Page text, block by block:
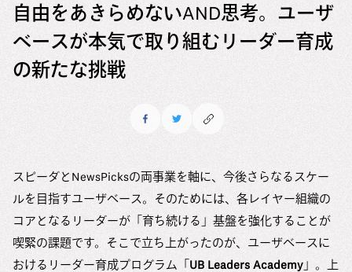
自由をあきらめないAND思考。ユーザ
ベースが本気で取り組むリーダー育成
の新たな挑戦
スピーダとNewsPicksの両事業を軸に、今後さらなるスケー
ルを目指すユーザベース。そのためには、各レイヤー組織の
コアとなるリーダーが「育ち続ける」基盤を強化することが
喫緊の課題です。そこで立ち上がったのが、ユーザベースに
おけるリーダー育成プログラム「 UB Leaders Academy 」。上